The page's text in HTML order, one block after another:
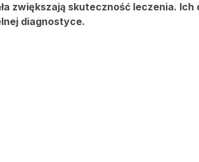
zwiększają skuteczność leczenia. Ich
diagnostyce.